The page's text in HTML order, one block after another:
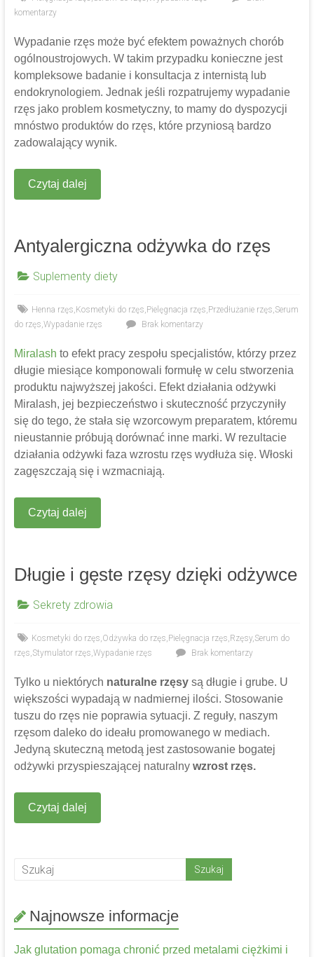
komentarzy
Wypadanie rzęs może być efektem poważnych chorób
ogólnoustrojowych. W takim przypadku konieczne jest
kompleksowe badanie i konsultacja z internistą lub
endokrynologiem. Jednak jeśli rozpatrujemy wypadanie
rzęs jako problem kosmetyczny, to mamy do dyspozycji
mnóstwo produktów do rzęs, które przyniosą bardzo
zadowalający wynik.
Czytaj dalej
Antyalergiczna odżywka do rzęs
Suplementy diety
Henna rzęs, Kosmetyki do rzęs, Pielęgnacja rzęs, Przedłużanie rzęs,Serum
do rzęs,Wypadanie rzęs Brak komentarzy
Miralash to efekt pracy zespołu specjalistów, którzy przez
długie miesiące komponowali formułę w celu stworzenia
produktu najwyższej jakości. Efekt działania odżywki
Miralash, jej bezpieczeństwo i skuteczność przyczyniły
się do tego, że stała się wzorcowym preparatem, któremu
nieustannie próbują dorównać inne marki. W rezultacie
działania odżywki faza wzrostu rzęs wydłuża się. Włoski
zagęszczają się i wzmacniają.
Czytaj dalej
Długie i gęste rzęsy dzięki odżywce
Sekrety zdrowia
Kosmetyki do rzęs,Odżywka do rzęs, Pielęgnacja rzęs, Rzęsy,Serum do
rzęs,Stymulator rzęs,Wypadanie rzęs Brak komentarzy
Tylko u niektórych naturalne rzęsysą długie i grube. U
większości wypadają w nadmiernej ilości. Stosowanie
tuszu do rzęs nie poprawia sytuacji. Z reguły, naszym
rzęsom daleko do ideału promowanego w mediach.
Jedyną skuteczną metodą jest zastosowanie bogatej
odżywki przyspieszającej naturalny wzrost rzęs.
Czytaj dalej
Najnowsze informacje
Jak glutation pomaga chronić przed metalami ciężkimi i